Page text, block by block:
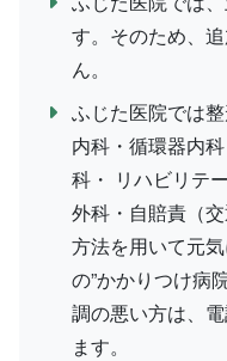
す。そのため、
ん。
ふじた医院では
内科・循環器内
科・ リハビリテ
外科・自賠責（
方法を用いて元
の”かかりつけ病
調の悪い方は、
ます。